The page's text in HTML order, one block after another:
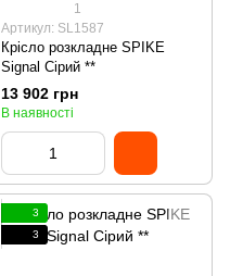
1
Артикул: SL1587
Крісло розкладне SPIKE
Signal Сірий **
13 902 грн
В наявності
3
3